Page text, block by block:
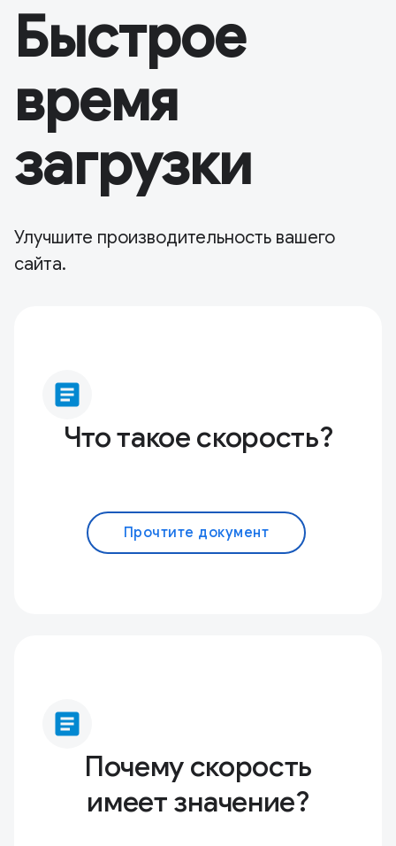
Быстрое
время
загрузки
Улучшите производительность вашего
сайта.
article
Что такое скорость?
Прочтите документ
article
Почему скорость
имеет значение?